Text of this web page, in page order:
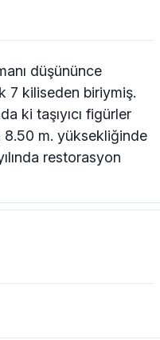
düşününce
7 kiliseden biriymiş.
ki taşıyıcı figürler
8.50 m. yüksekliğinde
restorasyon